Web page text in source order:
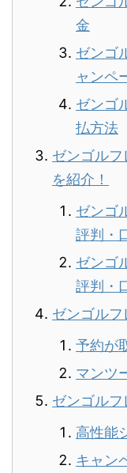
金
ゼンゴ
ャンペ
ゼンゴ
払方法
ゼンゴルフ
を紹介！
ゼンゴ
評判・
ゼンゴ
評判・
ゼンゴルフ
予約が
マンツ
ゼンゴルフ
高性能
キャン